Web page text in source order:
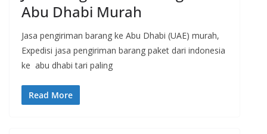
Abu Dhabi Murah
Jasa pengiriman barang ke Abu Dhabi (UAE) murah,
Expedisi jasa pengiriman barang paket dari indonesia
ke abu dhabi tari paling
Read More